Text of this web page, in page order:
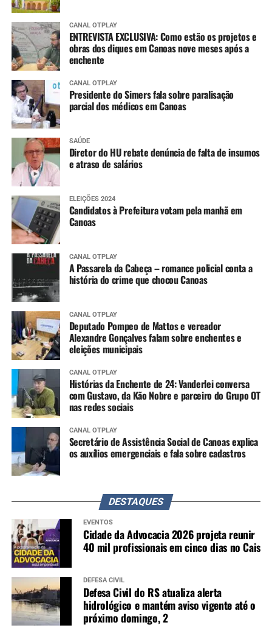
CANAL OTPLAY
ENTREVISTA EXCLUSIVA: Como estão os projetos e
obras dos diques em Canoas nove meses após a
enchente
CANAL OTPLAY
Presidente do Simers fala sobre paralisação
parcial dos médicos em Canoas
SAÚDE
Diretor do HU rebate denúncia de falta de insumos
e atraso de salários
ELEIÇÕES 2024
Candidatos à Prefeitura votam pela manhã em
Canoas
CANAL OTPLAY
A Passarela da Cabeça – romance policial conta a
história do crime que chocou Canoas
CANAL OTPLAY
Deputado Pompeo de Mattos e vereador
Alexandre Gonçalves falam sobre enchentes e
eleições municipais
CANAL OTPLAY
Histórias da Enchente de 24: Vanderlei conversa
com Gustavo, da Kão Nobre e parceiro do Grupo OT
nas redes sociais
CANAL OTPLAY
Secretário de Assistência Social de Canoas explica
os auxílios emergenciais e fala sobre cadastros
DESTAQUES
EVENTOS
Cidade da Advocacia 2026 projeta reunir
40 mil profissionais em cinco dias no Cais
DEFESA CIVIL
Defesa Civil do RS atualiza alerta
hidrológico e mantém aviso vigente até o
próximo domingo, 2